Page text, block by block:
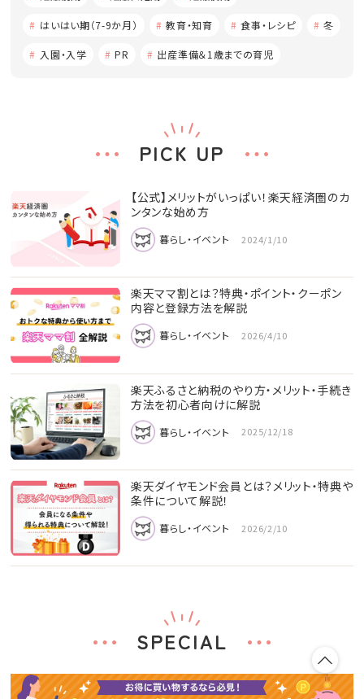
はいはい期（7-9か月） 教育・知育 食事・レシピ 冬
入園・入学 PR 出産準備＆1歳までの育児
PICK UP
【公式】メリットがいっぱい！楽天経済圏のカ
ンタンな始め方
暮らし・イベント 2024/1/10
楽天ママ割とは？特典・ポイント・クーポン
内容と登録方法を解説
暮らし・イベント 2026/4/10
楽天ふるさと納税のやり方・メリット・手続き
方法を初心者向けに解説
暮らし・イベント 2025/12/18
楽天ダイヤモンド会員とは？メリット・特典や
条件について解説！
暮らし・イベント 2026/2/10
SPECIAL